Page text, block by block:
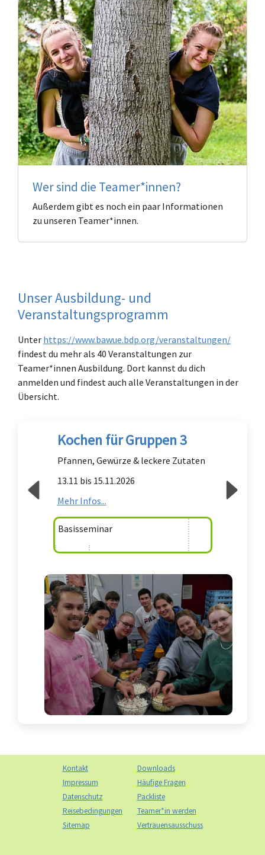
Wer sind die Teamer*innen?
Außerdem gibt es noch ein paar Informationen
zu unseren Teamer*innen.
Unser Ausbildung- und
Veranstaltungsprogramm
Unter https://www.bawue.bdp.org/veranstaltungen/
findest du mehr als 40 Veranstaltungen zur
Teamer*innen Ausbildung. Dort kannst du dich
anmelden und findest auch alle Veranstaltungen in der
Übersicht.
Kochen für Gruppen 3
Pfannen, Gewürze & leckere Zutaten
13.11 bis 15.11.2026
Mehr Infos...
Basisseminar
Kontakt
Impressum
Datenschutz
Reisebedingungen
Sitemap
Downloads
Häufige Fragen
Packliste
Teamer*in werden
Vertrauensausschuss